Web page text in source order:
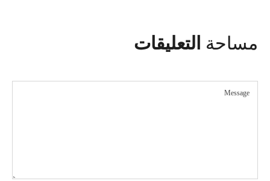
مساحة التعليقات